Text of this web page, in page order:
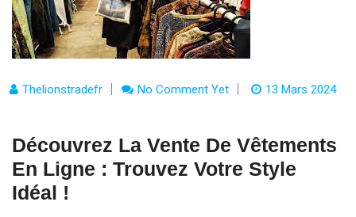
Thelionstradefr No Comment Yet 13 Mars 2024
Découvrez La Vente De Vêtements
En Ligne : Trouvez Votre Style
Idéal !